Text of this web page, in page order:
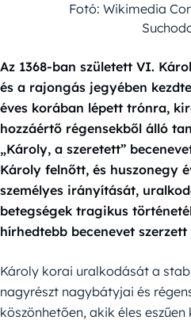
Fotó: Wikimedia
Az 1368-ban született VI.
és a rajongás jegyében
éves korában lépett trónra,
hozzáértő régensekből álló
„Károly, a szeretett”
Károly felnőtt, és huszonegy
személyes irányítását,
betegségek tragikus
hírhedtebb becenevet
Károly korai uralkodását a
nagyrészt nagybátyjai és
köszönhetően, akik éles